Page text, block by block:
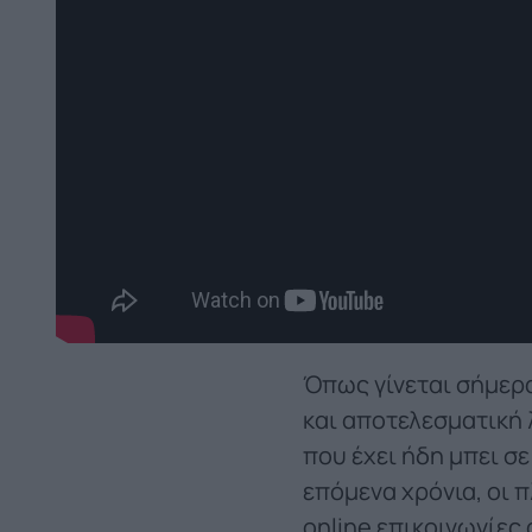
Όπως γίνεται
και αποτελεσματική
που έχει ήδη μπει
επόμενα χρόνια, οι